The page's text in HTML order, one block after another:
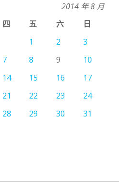
2014 年 8 月
四 五 六
日
1
2
3
7 8 9
10
14 15 16
17
21 22 23
24
28 29 30 31